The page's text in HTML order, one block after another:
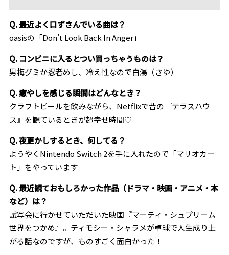
Q. 最近よく口ずさんでいる曲は？
oasisの「Don’t Look Back In Anger」
Q. コンビニに入るとつい買っちゃうものは？
男梅グミか忍者めし、冷え性なので白湯（さゆ）
Q. 癒やしを感じる瞬間はどんなとき？
クラフトビールを飲みながら、Netflixで昔の『テラスハウ
ス』を観ているときが超幸せ時間♡
Q. 夜更かしするとき、何してる？
ようやくNintendo Switch 2を手に入れたので「マリオカー
ト」をやっています
Q. 最近観ておもしろかった作品（ドラマ・映画・アニメ・本
など）は？
試写会に行かせていただいた映画『マーティ・シュプリーム
世界をつかめ』。ティモシー・シャラメが卓球で人生成り上
がる話なのですが、ものすごく面白かった！